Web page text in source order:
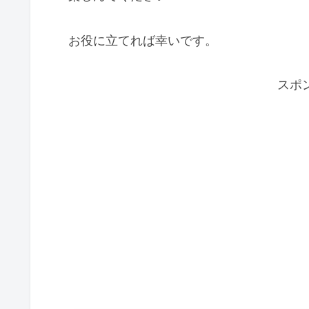
お役に立てれば幸いです。
スポ